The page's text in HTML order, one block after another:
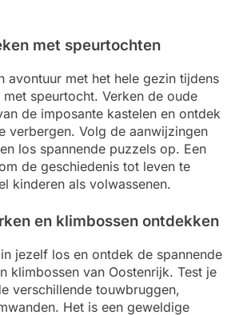
met speurtochten
avontuur met het hele gezin tijdens
speurtocht. Verken de oude
de imposante kastelen en ontdek
verbergen. Volg de aanwijzingen
los spannende puzzels op. Een
de geschiedenis tot leven te
kinderen als volwassenen.
en klimbossen ontdekken
jezelf los en ontdek de spannende
klimbossen van Oostenrijk. Test je
verschillende touwbruggen,
Het is een geweldige